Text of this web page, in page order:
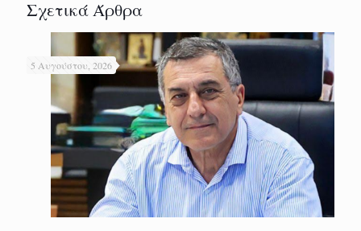
Σχετικά Άρθρα
5 Αυγούστου, 2026